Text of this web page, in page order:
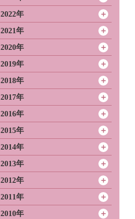
2022年
2021年
2020年
2019年
2018年
2017年
2016年
2015年
2014年
2013年
2012年
2011年
2010年